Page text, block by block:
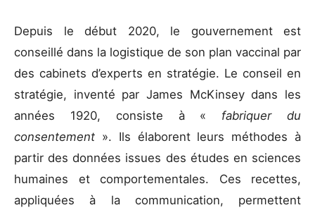
Depuis le début 2020, le gouvernement est
conseillé dans la logistique de son plan vaccinal par
des cabinets d’experts en stratégie. Le conseil en
stratégie, inventé par James McKinsey dans les
années 1920, consiste à « fabriquer du
consentement ». Ils élaborent leurs méthodes à
partir des données issues des études en sciences
humaines et comportementales. Ces recettes,
appliquées à la communication, permettent